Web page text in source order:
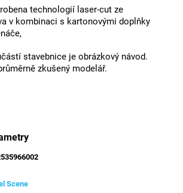
technologií laser-cut ze
v kombinaci s kartonovými doplňky
stavebnice je obrázkový návod.
zkušený modelář.
Scene